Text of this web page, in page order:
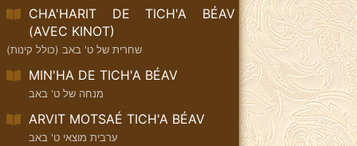
CHA'HARIT DE TICH'A BÉAV
(AVEC KINOT)
שחרית של ט' באב (כולל קינות)
MIN'HA DE TICH'A BÉAV
מנחה של ט' באב
ARVIT MOTSAÉ TICH'A BÉAV
ערבית מוצאי ט' באב